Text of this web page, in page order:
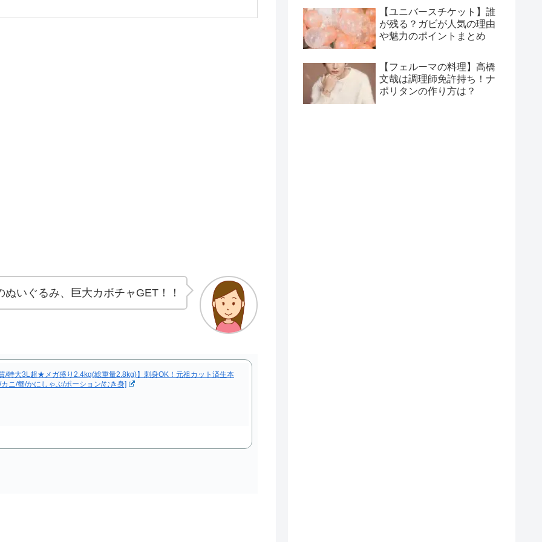
いぐるみ、巨大カボチャGET！！
/特大3L超★メガ盛り2.4kg(総重量2.8kg)】刺身OK！元祖カット済生本
ニ/蟹/かにしゃぶ/ポーション/むき身]
【ユニバースチケット】誰
が残る？ガビが人気の理由
や魅力のポイントまとめ
【フェルーマの料理】高橋
文哉は調理師免許持ち！ナ
ポリタンの作り方は？